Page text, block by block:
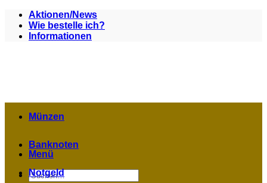
Zum
Inhalt
springen
Aktionen/News
Wie bestelle ich?
Informationen
Menü
Suchen
Münzen
Banknoten
Notgeld